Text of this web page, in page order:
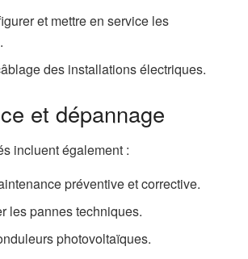
et mettre en service les
des installations électriques.
et dépannage
incluent également :
préventive et corrective.
les pannes techniques.
photovoltaïques.